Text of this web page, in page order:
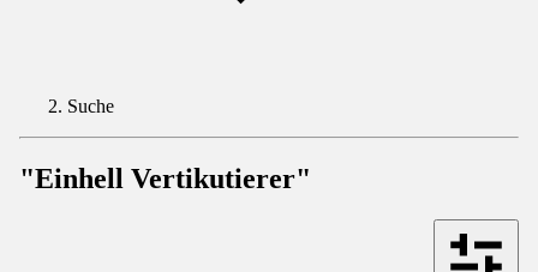
Suche
"Einhell Vertikutierer"